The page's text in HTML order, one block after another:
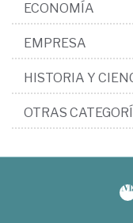
ECONOMÍA
EMPRESA
HISTORIA Y
OTRAS